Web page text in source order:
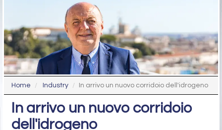
Home Industry In arrivo un nuovo corridoio dell'idrogeno
In arrivo un nuovo corridoio
dell'idrogeno